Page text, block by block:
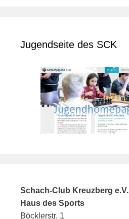
Jugendseite des SCK
Schach-Club Kreuzberg e.V.
Haus des Sports
Böcklerstr. 1